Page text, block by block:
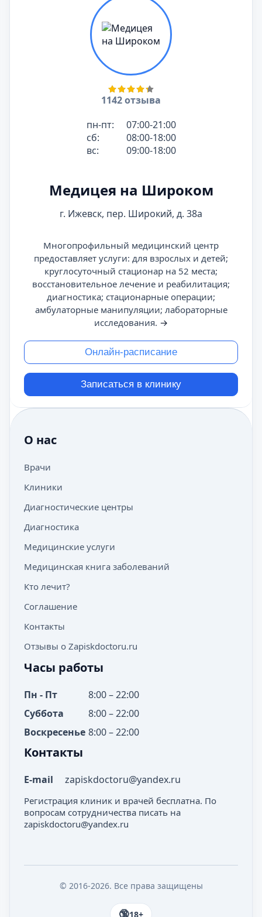
1142 отзыва
пн-пт:
07:00-21:00
сб:
08:00-18:00
вс:
09:00-18:00
Медицея на Широком
г. Ижевск, пер. Широкий, д. 38а
Многопрофильный медицинский центр
предоставляет услуги: для взрослых и детей;
круглосуточный стационар на 52 места;
восстановительное лечение и реабилитация;
диагностика; стационарные операции;
амбулаторные манипуляции; лабораторные
исследования. →
Онлайн-расписание
Записаться в клинику
О нас
Врачи
Клиники
Диагностические центры
Диагностика
Медицинские услуги
Медицинская книга заболеваний
Кто лечит?
Соглашение
Контакты
Отзывы о Zapiskdoctoru.ru
Часы работы
Пн - Пт
8:00 – 22:00
Суббота
8:00 – 22:00
Воскресенье 8:00 – 22:00
Контакты
E-mail zapiskdoctoru@yandex.ru
Регистрация клиник и врачей бесплатна. По
вопросам сотрудничества писать на
zapiskdoctoru@yandex.ru
© 2016-2026. Все права защищены
18+